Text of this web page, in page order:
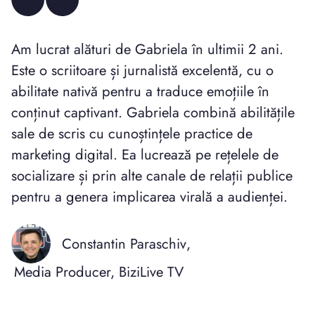
Am lucrat alături de Gabriela în ultimii 2 ani.
Este o scriitoare și jurnalistă excelentă, cu o
abilitate nativă pentru a traduce emoțiile în
conținut captivant. Gabriela combină abilitățile
sale de scris cu cunoștințele practice de
marketing digital. Ea lucrează pe rețelele de
socializare și prin alte canale de relații publice
pentru a genera implicarea virală a audienței.
Constantin Paraschiv,
Media Producer, BiziLive TV